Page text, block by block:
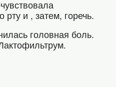
и , затем, горечь.
головная боль.